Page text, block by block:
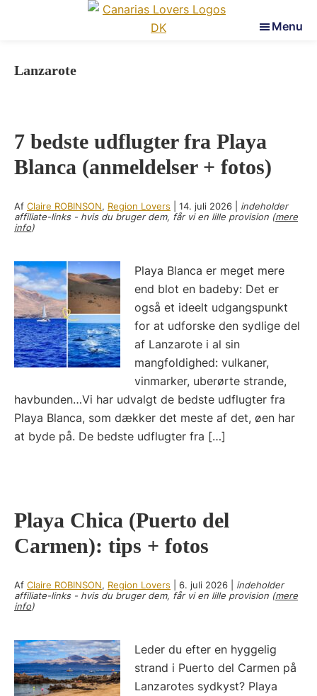
content
sidebar
Kanariske
Øer
Menu
Lanzarote
7 bedste udflugter fra Playa
Blanca (anmeldelser + fotos)
Af Claire ROBINSON, Region Lovers 14. juli 2026
indeholder
affiliate-links - hvis du bruger dem, får vi en lille provision (mere
info)
Playa Blanca er meget mere
end blot en badeby: Det er
også et ideelt udgangspunkt
for at udforske den sydlige del
af Lanzarote i al sin
mangfoldighed: vulkaner,
vinmarker, uberørte strande,
havbunden…Vi har udvalgt de bedste udflugter fra
Playa Blanca, som dækker det meste af det, øen har
at byde på. De bedste udflugter fra […]
Playa Chica (Puerto del
Carmen): tips + fotos
Af Claire ROBINSON, Region Lovers 6. juli 2026
indeholder
affiliate-links - hvis du bruger dem, får vi en lille provision (mere
info)
Leder du efter en hyggelig
strand i Puerto del Carmen på
Lanzarotes sydkyst? Playa